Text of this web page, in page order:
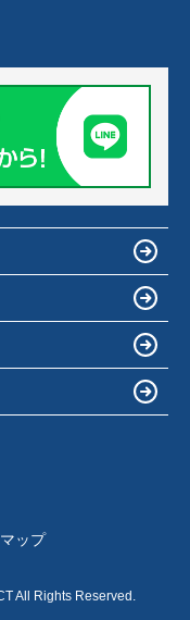
ップ
All Rights Reserved.